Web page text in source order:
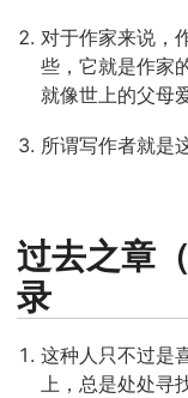
对于作家来说，
些，它就是作家
就像世上的父母
所谓写作者就是
过去之章
录
这种人只不过是
上，总是处处寻